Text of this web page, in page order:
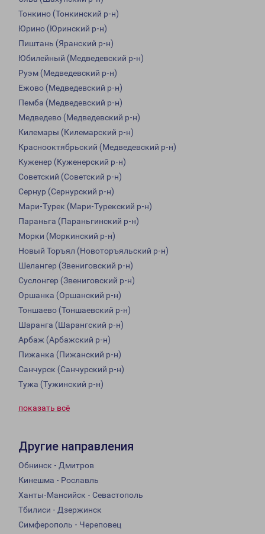
Тонкино (Тонкинский р-н)
Юрино (Юринский р-н)
Пиштань (Яранский р-н)
Юбилейный (Медведевский р-н)
Руэм (Медведевский р-н)
Ежово (Медведевский р-н)
Пемба (Медведевский р-н)
Медведево (Медведевский р-н)
Килемары (Килемарский р-н)
Краснооктябрьский (Медведевский р-н)
Куженер (Куженерский р-н)
Советский (Советский р-н)
Сернур (Сернурский р-н)
Мари-Турек (Мари-Турекский р-н)
Параньга (Параньгинский р-н)
Морки (Моркинский р-н)
Новый Торъял (Новоторъяльский р-н)
Шелангер (Звениговский р-н)
Суслонгер (Звениговский р-н)
Оршанка (Оршанский р-н)
Тоншаево (Тоншаевский р-н)
Шаранга (Шарангский р-н)
Арбаж (Арбажский р-н)
Пижанка (Пижанский р-н)
Санчурск (Санчурский р-н)
Тужа (Тужинский р-н)
показать всё
Другие направления
Обнинск - Дмитров
Кинешма - Рославль
Ханты-Мансийск - Севастополь
Тбилиси - Дзержинск
Симферополь - Череповец